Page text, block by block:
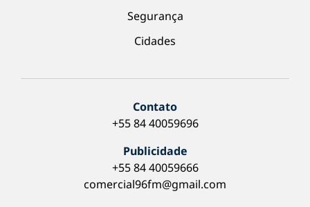
Segurança
Cidades
Contato
+55 84 40059696
Publicidade
+55 84 40059666
comercial96fm@gmail.com